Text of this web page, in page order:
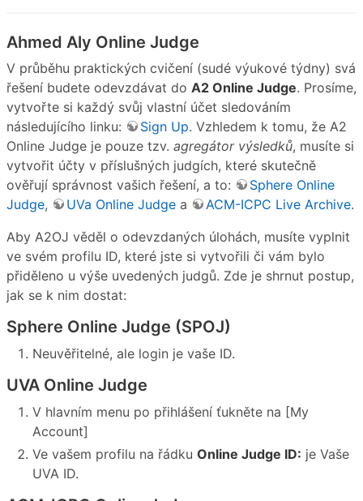
Ahmed Aly Online Judge
V průběhu praktických cvičení (sudé výukové týdny) svá
řešení budete odevzdávat do A2 Online Judge. Prosíme,
vytvořte si každý svůj vlastní účet sledováním
následujícího linku:
Sign Up. Vzhledem k tomu, že A2
Online Judge je pouze tzv. agregátor výsledků, musíte si
vytvořit účty v příslušných judgích, které skutečně
ověřují správnost vašich řešení, a to:
Sphere Online
Judge, UVa Online Judge a ACM-ICPC Live Archive.
Aby A2OJ věděl o odevzdaných úlohách, musíte vyplnit
ve svém profilu ID, které jste si vytvořili či vám bylo
přiděleno u výše uvedených judgů. Zde je shrnut postup,
jak se k nim dostat:
Sphere Online Judge (SPOJ)
Neuvěřitelné, ale login je vaše ID.
UVA Online Judge
V hlavním menu po přihlášení ťukněte na [My
Account]
Ve vašem profilu na řádku Online Judge ID: je Vaše
UVA ID.